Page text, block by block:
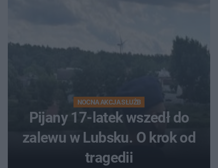
NOCNA AKCJA SŁUŻB
Pijany 17-latek wszedł do
zalewu w Lubsku. O krok od
tragedii